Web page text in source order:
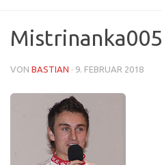
Mistrinanka005
VON BASTIAN · 9. FEBRUAR 2018